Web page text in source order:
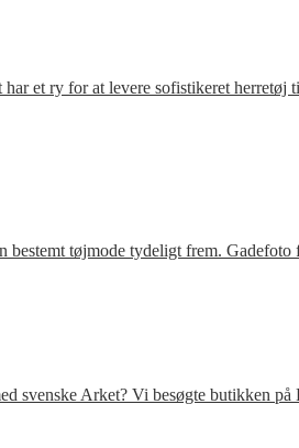
et ry for at levere sofistikeret
bestemt tøjmode tydeligt frem. Gadefoto
svenske Arket? Vi besøgte butikken